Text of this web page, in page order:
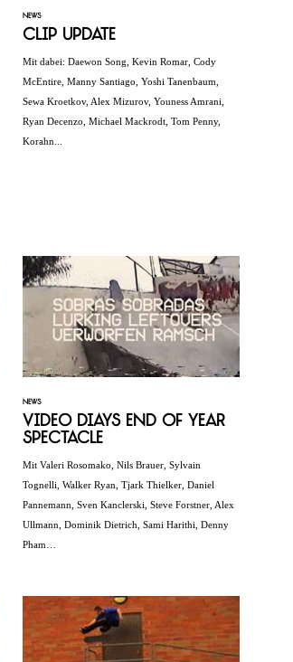
NEWS
Clip Update
Mit dabei: Daewon Song, Kevin Romar, Cody
McEntire, Manny Santiago, Yoshi Tanenbaum,
Sewa Kroetkov, Alex Mizurov, Youness Amrani,
Ryan Decenzo, Michael Mackrodt, Tom Penny,
Korahn...
NEWS
Video Diays End of Year
Spectacle
Mit Valeri Rosomako, Nils Brauer, Sylvain
Tognelli, Walker Ryan, Tjark Thielker, Daniel
Pannemann, Sven Kanclerski, Steve Forstner, Alex
Ullmann, Dominik Dietrich, Sami Harithi, Denny
Pham…